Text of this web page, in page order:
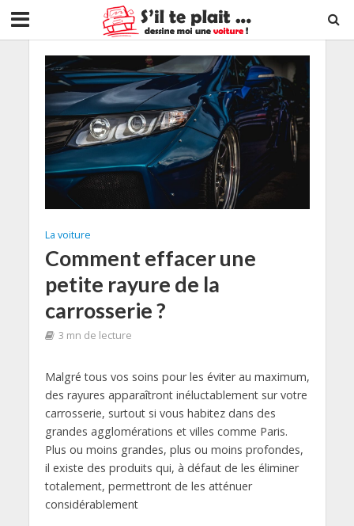
La voiture
Comment effacer une
petite rayure de la
carrosserie ?
3 mn de lecture
Malgré tous vos soins pour les éviter au maximum,
des rayures apparaîtront inéluctablement sur votre
carrosserie, surtout si vous habitez dans des
grandes agglomérations et villes comme Paris.
Plus ou moins grandes, plus ou moins profondes,
il existe des produits qui, à défaut de les éliminer
totalement, permettront de les atténuer
considérablement